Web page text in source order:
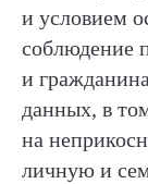
и условием
соблюдение
и
данных, в
на
личную и